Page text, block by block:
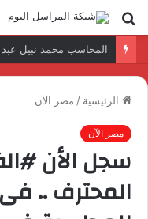
بحث
عن
الرئيسية / مصر الآن
مصر الآن
سجل الأن
المحترف ..